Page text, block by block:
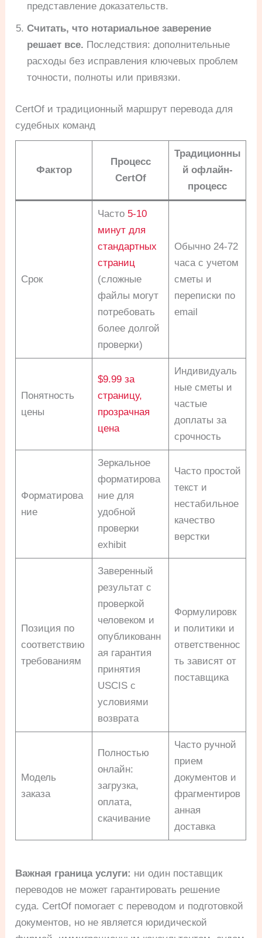
представление доказательств.
Считать, что нотариальное заверение
решает все. Последствия: дополнительные
расходы без исправления ключевых проблем
точности, полноты или привязки.
CertOf и традиционный маршрут перевода для
судебных команд
Фактор
Процесс
CertOf
Традиционны
й офлайн-
процесс
Срок
Часто 5-10
минут для
стандартных
страниц
(сложные
файлы могут
потребовать
более долгой
проверки)
Обычно 24-72
часа с учетом
сметы и
переписки по
email
Понятность
цены
$9.99 за
страницу,
прозрачная
цена
Индивидуаль
ные сметы и
частые
доплаты за
срочность
Форматирова
ние
Зеркальное
форматирова
ние для
удобной
проверки
exhibit
Часто простой
текст и
нестабильное
качество
верстки
Позиция по
соответствию
требованиям
Заверенный
результат с
проверкой
человеком и
опубликованн
ая гарантия
принятия
USCIS с
условиями
возврата
Формулировк
и политики и
ответственнос
ть зависят от
поставщика
Модель
заказа
Полностью
онлайн:
загрузка,
оплата,
скачивание
Часто ручной
прием
документов и
фрагментиров
анная
доставка
Важная граница услуги: ни один поставщик
переводов не может гарантировать решение
суда. CertOf помогает с переводом и подготовкой
документов, но не является юридической